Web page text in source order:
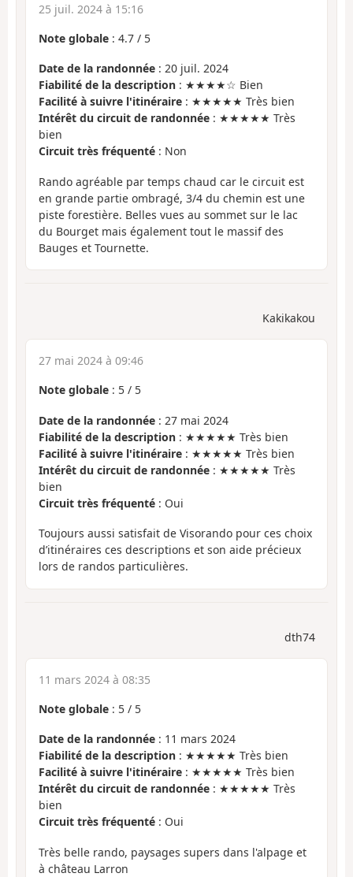
25 juil. 2024 à 15:16
Note globale : 4.7 / 5
Date de la randonnée : 20 juil. 2024
Fiabilité de la description : ★★★★☆ Bien
Facilité à suivre l'itinéraire : ★★★★★ Très bien
Intérêt du circuit de randonnée : ★★★★★ Très
bien
Circuit très fréquenté : Non
Rando agréable par temps chaud car le circuit est
en grande partie ombragé, 3/4 du chemin est une
piste forestière. Belles vues au sommet sur le lac
du Bourget mais également tout le massif des
Bauges et Tournette.
Kakikakou
27 mai 2024 à 09:46
Note globale : 5 / 5
Date de la randonnée : 27 mai 2024
Fiabilité de la description : ★★★★★ Très bien
Facilité à suivre l'itinéraire : ★★★★★ Très bien
Intérêt du circuit de randonnée : ★★★★★ Très
bien
Circuit très fréquenté : Oui
Toujours aussi satisfait de Visorando pour ces choix
d’itinéraires ces descriptions et son aide précieux
lors de randos particulières.
dth74
11 mars 2024 à 08:35
Note globale : 5 / 5
Date de la randonnée : 11 mars 2024
Fiabilité de la description : ★★★★★ Très bien
Facilité à suivre l'itinéraire : ★★★★★ Très bien
Intérêt du circuit de randonnée : ★★★★★ Très
bien
Circuit très fréquenté : Oui
Très belle rando, paysages supers dans l'alpage et
à château Larron